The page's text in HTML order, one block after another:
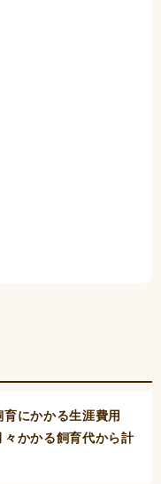
にかかる生涯費用
々かかる飼育代から計